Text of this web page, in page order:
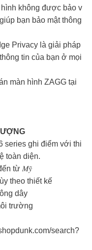
không được bảo v
bạn bảo mật thông
Privacy là giải pháp
tin của bạn ở mọi
màn hình ZAGG tại
series ghi điểm với thi
toàn diện.
từ 𝑀𝑦̃
theo thiết kế
dây
trường
search?